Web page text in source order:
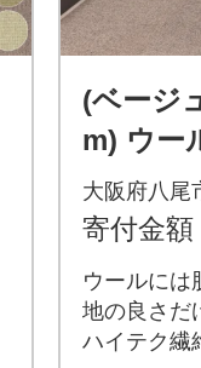
(ベージ
m) ウー
有色羊
大阪府八尾
寄付金額
ウールには
地の良さだ
ハイテク繊